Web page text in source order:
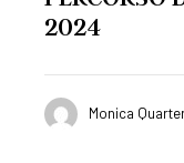
2024
Monica